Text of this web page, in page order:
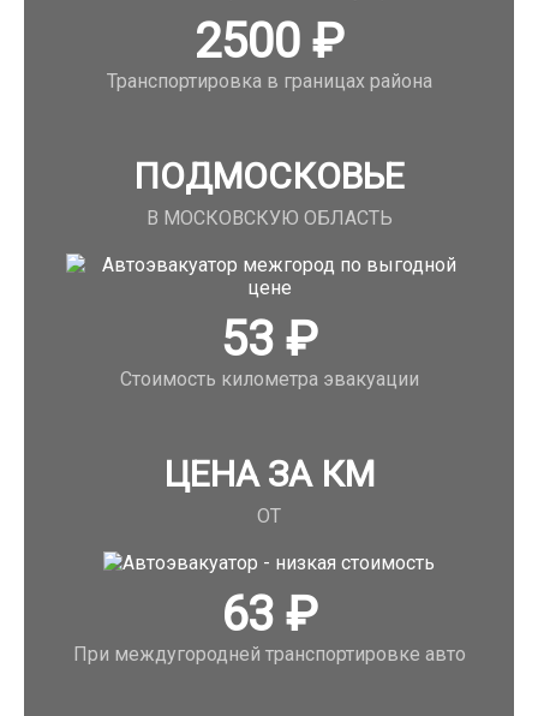
2500₽
Транспортировка в границах района
ПОДМОСКОВЬЕ
В МОСКОВСКУЮ ОБЛАСТЬ
53₽
Стоимость километра эвакуации
ЦЕНА ЗА КМ
ОТ
63₽
При междугородней транспортировке авто